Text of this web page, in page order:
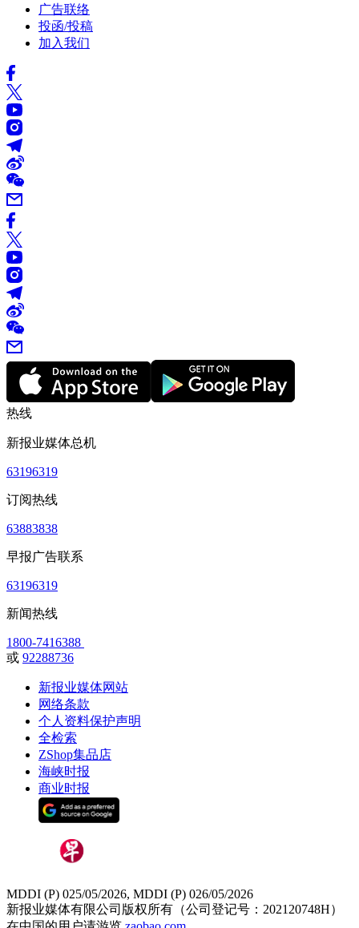
广告联络
投函/投稿
加入我们
热线
新报业媒体总机
63196319
订阅热线
63883838
早报广告联系
63196319
新闻热线
1800-7416388
或 92288736
新报业媒体网站
网络条款
个人资料保护声明
全检索
ZShop集品店
海峡时报
商业时报
MDDI (P) 025/05/2026, MDDI (P) 026/05/2026
新报业媒体有限公司版权所有（公司登记号：202120748H）